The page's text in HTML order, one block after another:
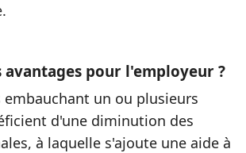
avantages pour l'employeur ?
embauchant un ou plusieurs
d'une diminution des
à laquelle s'ajoute une aide à